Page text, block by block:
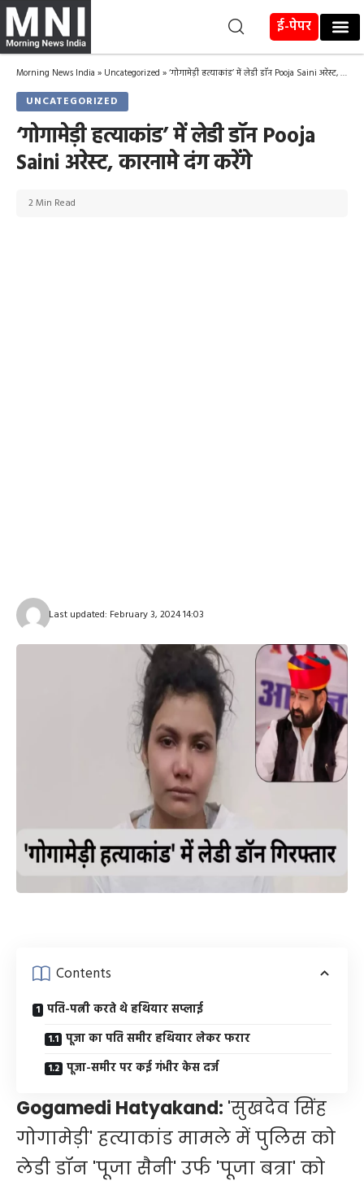
ई-पेपर
Morning News India » Uncategorized »‘गोगामेड़ी हत्याकांड’ में लेडी डॉन Pooja Saini अरेस्ट, कारनामे दंग करेंगे
UNCATEGORIZED
‘गोगामेड़ी हत्याकांड’ में लेडी डॉन Pooja
Saini अरेस्ट, कारनामे दंग करेंगे
Last updated: February 3, 2024 14:03
2 Min Read
Contents
पति-पत्नी करते थे हथियार सप्लाई
पूजा का पति समीर हथियार लेकर फरार
पूजा-समीर पर कई गंभीर केस दर्ज
Gogamedi Hatyakand: 'सुखदेव सिंह
गोगामेड़ी' हत्याकांड मामले में पुलिस को
लेडी डॉन 'पूजा सैनी' उर्फ 'पूजा बत्रा' को